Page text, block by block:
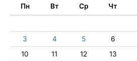
Пн Вт Ср Чт
3
4 5 6
10
11 12 13